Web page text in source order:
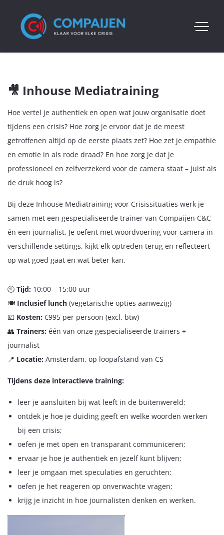
🎥 Inhouse Mediatraining
Hoe vertel je authentiek en open wat jouw organisatie doet
tijdens een crisis? Hoe zorg je ervoor dat je de meest
getroffenen altijd op de eerste plaats zet? Hoe zet je empathie
en emotie in als rode draad? En hoe zorg je dat je
professioneel en zelfverzekerd voor de camera staat – juist als
de druk hoog is?
Bij deze Inhouse Mediatraining voor Crisissituaties werk je
samen met een gespecialiseerde trainer van Compaijen C&C
én een journalist. Je oefent met woordvoering voor camera in
verschillende settings, kijkt elk optreden terug en reflecteert
op wat goed gaat en wat beter kan.
🕙 Tijd: 10:00 – 15:00 uur
🍽️ Inclusief lunch (vegetarische opties aanwezig)
💶 Kosten: €995 per persoon (excl. btw)
👥 Trainers: één van onze gespecialiseerde trainers +
journalist
📍 Locatie: Amsterdam, op loopafstand van CS
Tijdens deze interactieve training:
leer je aansluiten bij wat leeft in de buitenwereld;
ontdek je hoe je duiding geeft en welke woorden werken
bij een crisis;
oefen je met open en transparant communiceren;
ervaar je hoe je authentiek en jezelf kunt blijven;
leer je omgaan met speculaties en geruchten;
oefen je het reageren op onverwachte vragen;
krijg je inzicht in hoe journalisten denken en werken.